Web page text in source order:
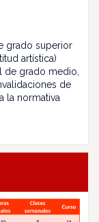
grado superior
artística)
de grado medio,
de
la normativa